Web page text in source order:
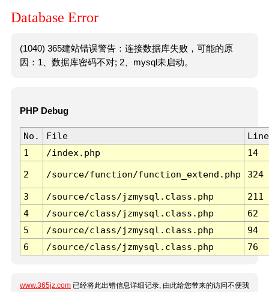
Database Error
(1040) 365建站错误警告：连接数据库失败，可能的原
因：1、数据库密码不对; 2、mysql未启动。
PHP Debug
No. File
Line
1
/index.php 14
2 /source/function/function_extend.php 324
3 /source/class/jzmysql.class.php
211
4
/source/class/jzmysql.class.php
62
5
/source/class/jzmysql.class.php
94
6
/source/class/jzmysql.class.php 76
www.365jz.com 已经将此出错信息详细记录, 由此给您带来的访问不便我